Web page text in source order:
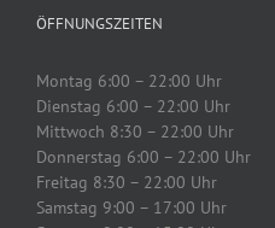
ÖFFNUNGSZEITEN
Montag 6:00 – 22:00 Uhr
Dienstag 6:00 – 22:00 Uhr
Mittwoch 8:30 – 22:00 Uhr
Donnerstag 6:00 – 22:00 Uhr
Freitag 8:30 – 22:00 Uhr
Samstag 9:00 – 17:00 Uhr